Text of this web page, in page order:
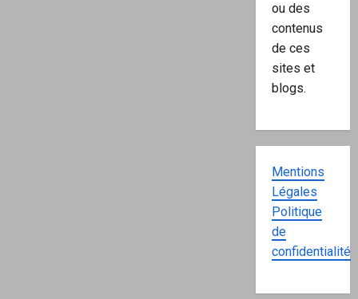
ou des
contenus
de ces
sites et
blogs.
Mentions
Légales
Politique
de
confidentialité